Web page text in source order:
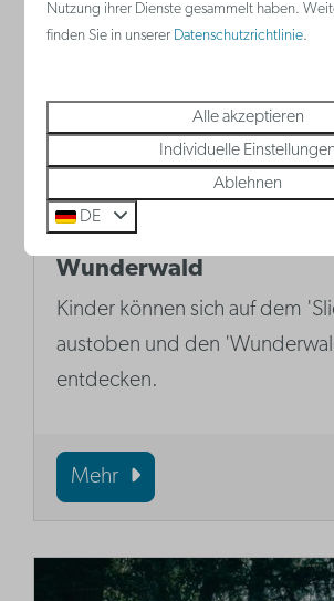
Wunderwald
Kinder können sich auf dem
austoben und den
entdecken.
Mehr
Nutzung ihrer Dienste gesammelt haben.
finden Sie in unserer Datenschutzrichtlinie.
Alle akzeptieren
Individuelle Einstellungen
Ablehnen
DE